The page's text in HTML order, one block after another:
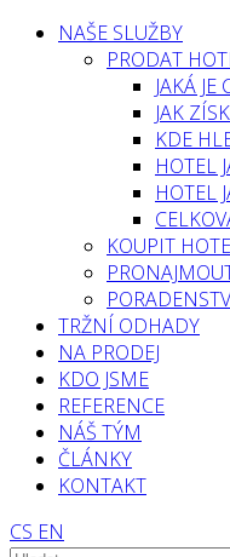
NAŠE SLUŽBY
PRODAT
JAKÁ
JAK
KDE
HOTEL
HOTEL
KOUPIT
TRŽNÍ ODHADY
NA PRODEJ
KDO JSME
REFERENCE
NÁŠ TÝM
ČLÁNKY
KONTAKT
CS EN